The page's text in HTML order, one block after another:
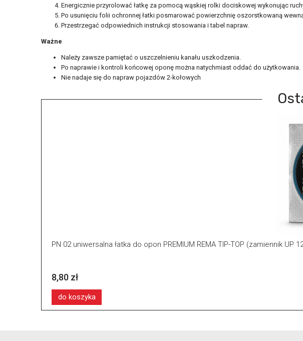
Energicznie przyrolować łatkę za pomocą wąskiej rolki dociskowej wykonując
Po usunięciu folii ochronnej łatki posmarować powierzchnię oszorstkowaną
Przestrzegać odpowiednich instrukcji stosowania i tabel napraw.
Ważne
Należy zawsze pamiętać o uszczelnieniu kanału uszkodzenia.
Po naprawie i kontroli końcowej oponę można natychmiast oddać do użytkowania.
Nie nadaje się do napraw pojazdów 2-kołowych
PN 02 uniwersalna łatka do opon PREMIUM REMA TIP-TOP (zamiennik UP
8,80 zł
do koszyka